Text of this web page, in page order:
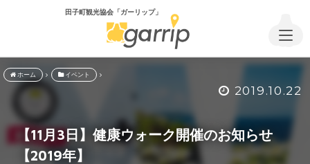
田子町観光協会「ガーリップ」
ホーム イベント
2019.10.22
【11月3日】健康ウォーク開催のお知らせ
【2019年】